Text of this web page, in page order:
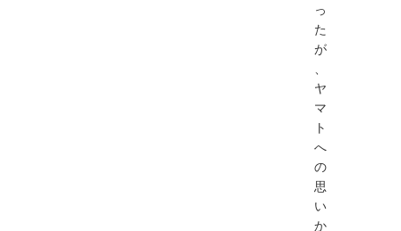
っ
た
が
、
ヤ
マ
ト
へ
の
思
い
か